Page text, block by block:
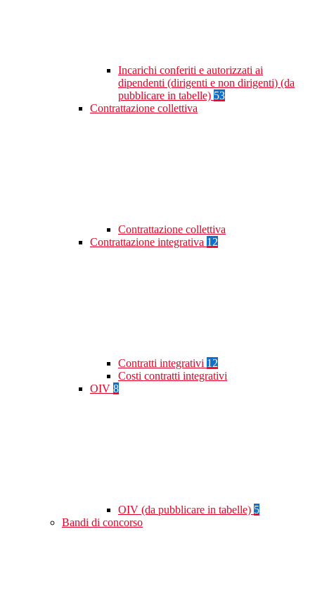
Incarichi conferiti e autorizzati ai
dipendenti (dirigenti e non dirigenti) (da
pubblicare in tabelle) 53
Contrattazione collettiva
Contrattazione collettiva
Contrattazione integrativa 12
Contratti integrativi 12
Costi contratti integrativi
OIV 8
OIV (da pubblicare in tabelle) 5
Bandi di concorso